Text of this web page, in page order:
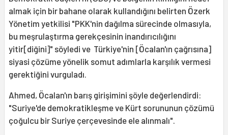
almak için bir bahane olarak kullandığını belirten Özerk
Yönetim yetkilisi "PKK'nin dağılma sürecinde olmasıyla,
bu meşrulaştırma gerekçesinin inandırıcılığını
yitir[diğini]" söyledi ve Türkiye'nin [Öcalan'ın çağrısına]
siyasi çözüme yönelik somut adımlarla karşılık vermesi
gerektiğini vurguladı.
Ahmed, Öcalan'ın barış girişimini şöyle değerlendirdi:
"Suriye'de demokratikleşme ve Kürt sorununun çözümü
çoğulcu bir Suriye çerçevesinde ele alınmalı".